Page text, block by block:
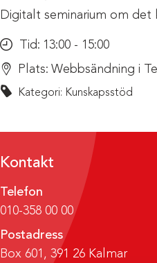
Digitalt seminarium om det
Tid: 13:00 - 15:00
Plats: Webbsändning i
Kategori: Kunskapsstöd
Kontakt
Telefon
010-358 00 00
Postadress
Box 601, 391 26 Kalmar